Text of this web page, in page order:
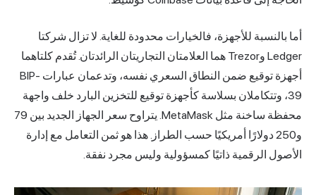
أما بالنسبة للأجهزة، فالخيارات محدودة للغاية. لا تزال شركتا
Ledger وTrezor هما العلامتان التجاريتان الرائدتان. تُقدم كلتاهما
أجهزة توقيع ضمن النطاق السعري نفسه، وتدعمان عبارات BIP-
39، وتتكاملان بسلاسة كأجهزة توقيع للتخزين البارد خلف واجهة
محفظة ساخنة مثل MetaMask. يتراوح سعر الجهاز الجديد بين 79
و250 دولارًا أمريكيًا حسب الطراز. هذا هو ثمن التعامل مع إدارة
الأصول الرقمية ذاتيًا كمسؤولية وليس مجرد نفقة.